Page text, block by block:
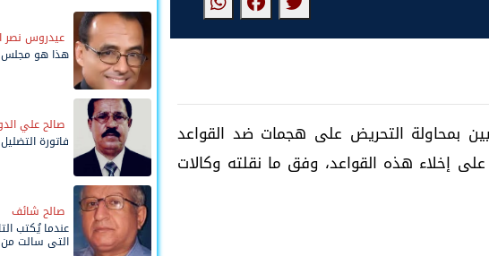
بمحاولة التحريض على هجمات ضد القواعد
إخلاء هذه القواعد، وفق ما نقلته وكالات
عيدروس نصر
هذا هو مجلس
صالح علي
فاتورة
صالح شائف
عندما يُكتب
التي سالت من